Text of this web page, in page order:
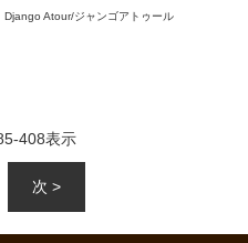
Django Atour/ジャンゴアトゥール
-408表示
次 >